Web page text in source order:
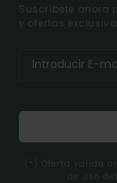
Suscríbete ahora
y ofertas
(*) Oferta valida
de uso